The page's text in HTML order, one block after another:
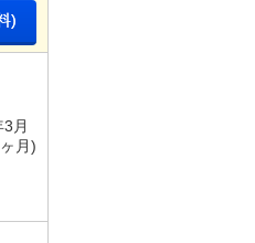
)
月
月)